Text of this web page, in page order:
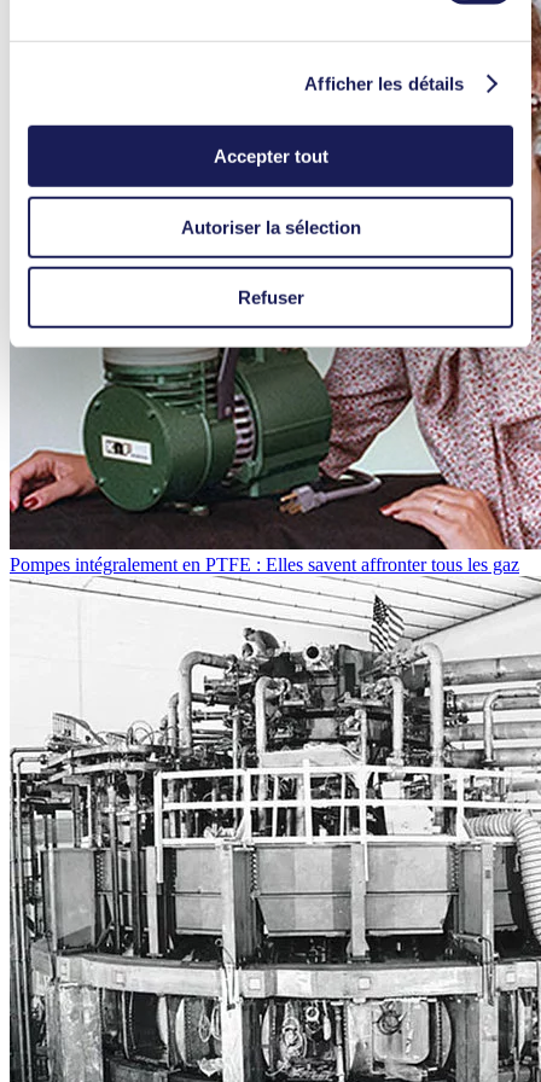
Afficher les détails
Accepter tout
Autoriser la sélection
Refuser
Pompes intégralement en PTFE : Elles savent affronter tous les gaz